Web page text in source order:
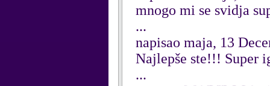
mnogo mi se svidja
...
napisao maja, 13
Najlepše ste!!! Super
...